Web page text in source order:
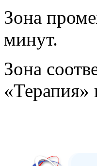
Зона
минут.
Зона
«Терапия»